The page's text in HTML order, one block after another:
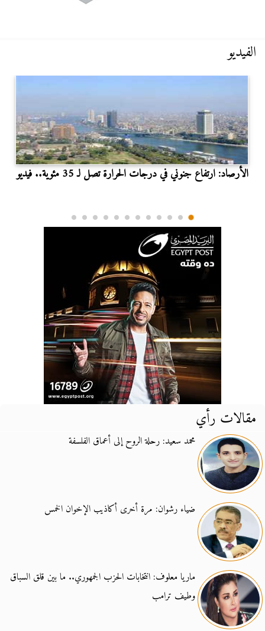
الفيديو
الأرصاد: ارتفاع جنوني في درجات الحرارة تصل لـ 35 مئوية.. فيديو
مقالات رأي
محمد سعيد: رحلة الروح إلى أعماق الفلسفة
ضياء رشوان: مرة أخرى أكاذيب الإخوان الخمس
ماريا معلوف: انتخابات الحزب الجمهوري.. ما بين قلق السباق
وطيف ترامب